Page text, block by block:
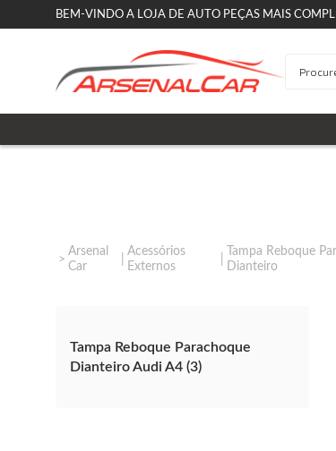
BEM-VINDO A LOJA DE AUTO PEÇAS MAIS
Arsenal
Car
Acessórios
Externos
Tampa Reboque
Dianteiro
Tampa Reboque Parachoque
Dianteiro Audi A4 (3)